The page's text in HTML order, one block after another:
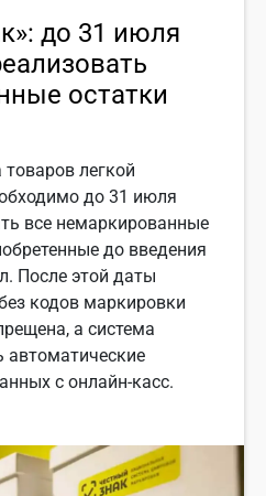
до 31 июля
остатки
легкой
до 31 июля
все немаркированные
до введения
После этой даты
кодов маркировки
а система
автоматические
с онлайн-касс.